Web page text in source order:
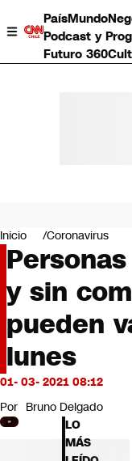
PaísMundo
Podcast y
Futuro 360
Negocios
Deportes
Programas
Cultura
Servicios
Bits
CNN tiempo
Futuro 360
Inicio Coronavirus
y sin
pueden
lunes
01- 03- 2021 08:12
Por Bruno Delgado
LO
MÁS